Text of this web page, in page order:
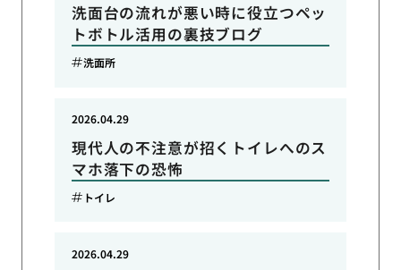
洗面台の流れが悪い時に役立つペッ
トボトル活用の裏技ブログ
洗面所
現代人の不注意が招くトイレへのス
マホ落下の恐怖
2026.04.29
トイレ
2026.04.29